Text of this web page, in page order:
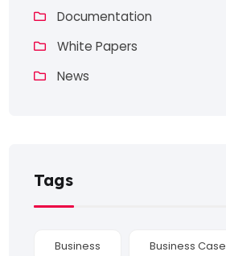
Documentation
White Papers
News
Tags
Business Business Case